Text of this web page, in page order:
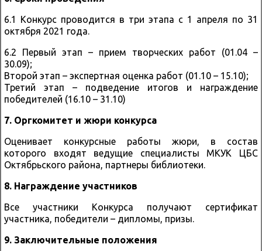
6.1 Конкурс проводится в три этапа с 1 апреля по 31
октября 2021 года.
6.2 Первый этап – прием творческих работ (01.04 –
30.09);
Второй этап – экспертная оценка работ (01.10 – 15.10);
Третий этап – подведение итогов и награждение
победителей (16.10 – 31.10)
7. Оргкомитет и жюри конкурса
Оценивает конкурсные работы жюри, в состав
которого входят ведущие специалисты МКУК ЦБС
Октябрьского района, партнеры библиотеки.
8. Награждение участников
Все участники Конкурса получают сертификат
участника, победители – дипломы, призы.
9. Заключительные положения